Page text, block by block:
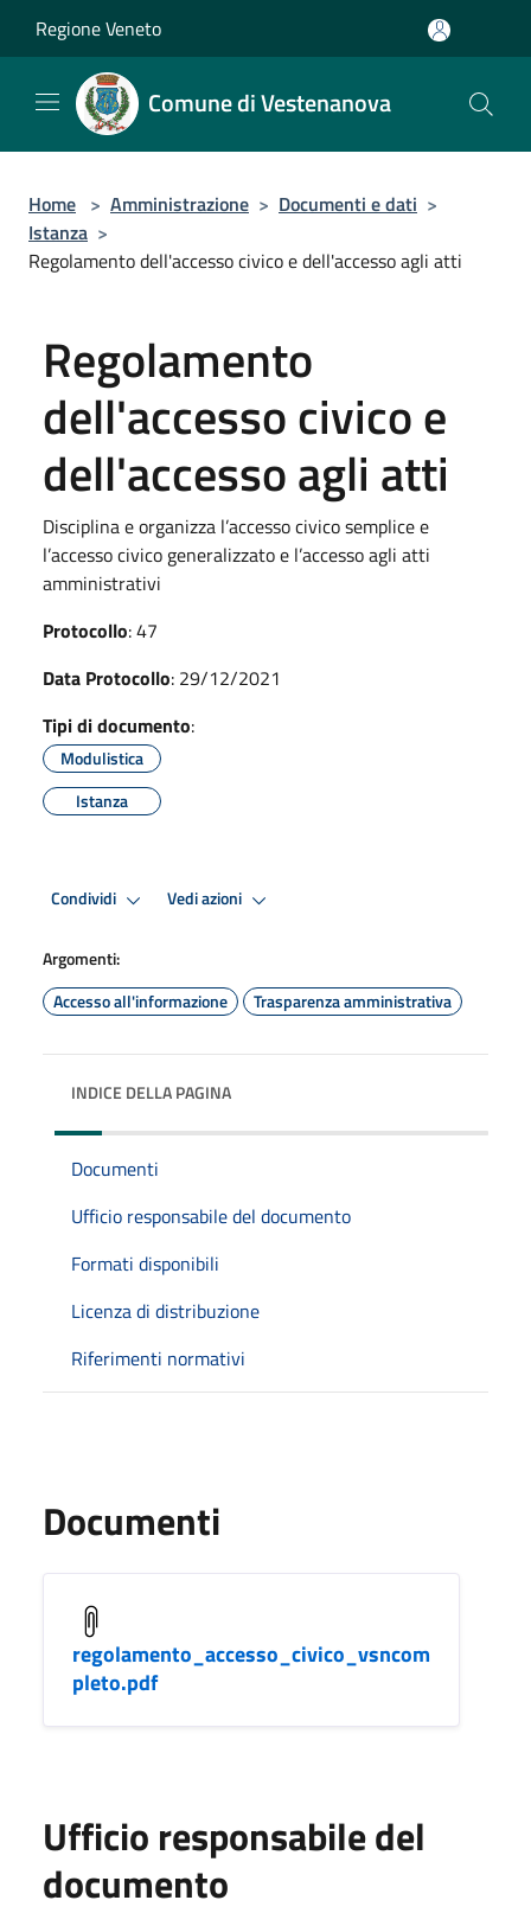
Regione Veneto
Comune di Vestenanova
Home > Amministrazione > Documenti e dati >
Istanza >
Regolamento dell'accesso civico e dell'accesso agli atti
Regolamento
dell'accesso civico e
dell'accesso agli atti
Disciplina e organizza l’accesso civico semplice e
l’accesso civico generalizzato e l’accesso agli atti
amministrativi
Protocollo: 47
Data Protocollo: 29/12/2021
Tipi di documento:
Modulistica
Istanza
Condividi Vedi azioni
Argomenti:
Accesso all'informazione
Trasparenza amministrativa
INDICE DELLA PAGINA
Documenti
Ufficio responsabile del documento
Formati disponibili
Licenza di distribuzione
Riferimenti normativi
Documenti
regolamento_accesso_civico_vsncom
pleto.pdf
Ufficio responsabile del
documento